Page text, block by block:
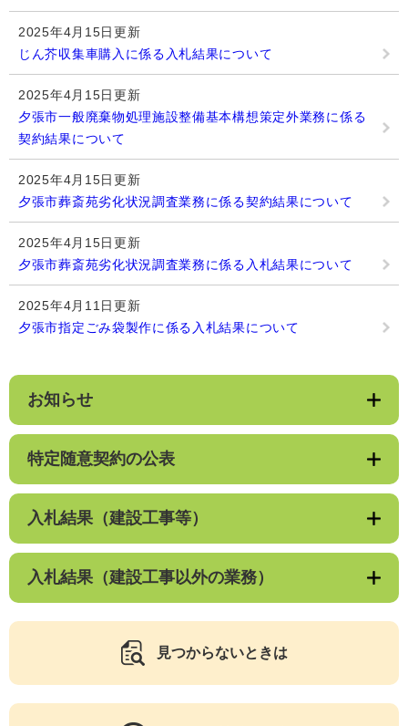
2025年4月15日更新
じん芥収集車購入に係る入札結果について
2025年4月15日更新
夕張市一般廃棄物処理施設整備基本構想策定外業務に係る
契約結果について
2025年4月15日更新
夕張市葬斎苑劣化状況調査業務に係る契約結果について
2025年4月15日更新
夕張市葬斎苑劣化状況調査業務に係る入札結果について
2025年4月11日更新
夕張市指定ごみ袋製作に係る入札結果について
お知らせ
特定随意契約の公表
入札結果（建設工事等）
入札結果（建設工事以外の業務）
見つからないときは